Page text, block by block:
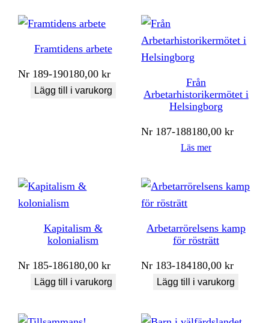
Framtidens arbete
Nr 189-190180,00kr
Lägg till i varukorg
Från
Arbetarhistorikermötet i
Helsingborg
Nr 187-188180,00kr
Läs mer
Kapitalism &
kolonialism
Nr 185-186180,00kr
Lägg till i varukorg
Arbetarrörelsens kamp
för rösträtt
Nr 183-184180,00kr
Lägg till i varukorg